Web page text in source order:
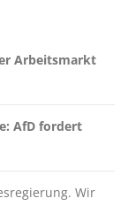
Arbeitsmarkt
AfD fordert
Wir